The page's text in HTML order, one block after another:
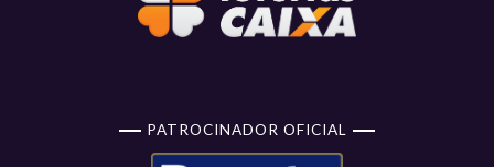
PATROCINADOR OFICIAL